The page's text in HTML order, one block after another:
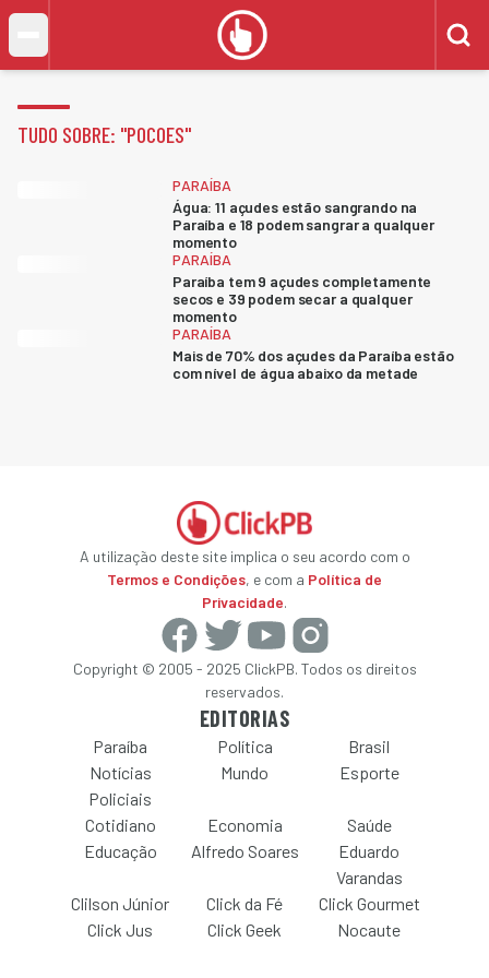
TUDO SOBRE: "POCOES"
PARAÍBA
Água: 11 açudes estão sangrando na
Paraíba e 18 podem sangrar a qualquer
momento
PARAÍBA
Paraíba tem 9 açudes completamente
secos e 39 podem secar a qualquer
momento
PARAÍBA
Mais de 70% dos açudes da Paraíba estão
com nível de água abaixo da metade
A utilização deste site implica o seu acordo com o
Termos e Condições, e com a Política de
Privacidade.
Copyright © 2005 - 2025 ClickPB. Todos os direitos
reservados.
EDITORIAS
Paraíba Política
Brasil
Notícias
Policiais
Mundo Esporte
Cotidiano Economia
Saúde
Educação
Alfredo Soares
Eduardo
Varandas
Clilson Júnior
Click da Fé
Click Gourmet
Click Jus
Click Geek Nocaute